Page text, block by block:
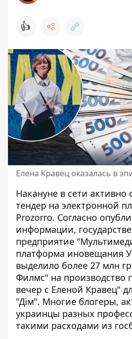
👍
Елена Кравец оказалась в
Накануне в сети активно
тендер на электронной
Prozorro. Согласно
информации,
предприятие
платформа иновещания
выделило более 27 млн
Филмс" на производство
вечер с Еленой Кравец"
"Дім". Многие блогеры,
украинцы разных
такими расходами из